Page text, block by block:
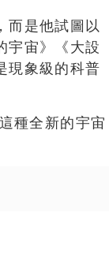
而是他試圖以
宇宙》《大設
現象級的科普
種全新的宇宙